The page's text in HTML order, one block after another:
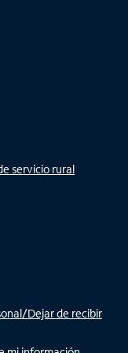
servicio rural
Dejar de recibir